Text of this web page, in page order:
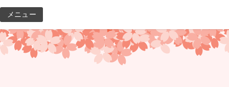
コ
ン
テ
ン
メニュー